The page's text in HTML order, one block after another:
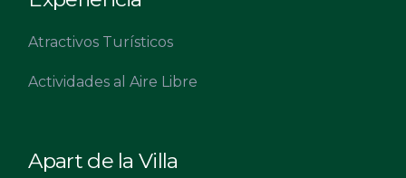
Atractivos Turísticos
Actividades al Aire Libre
Apart de la Villa